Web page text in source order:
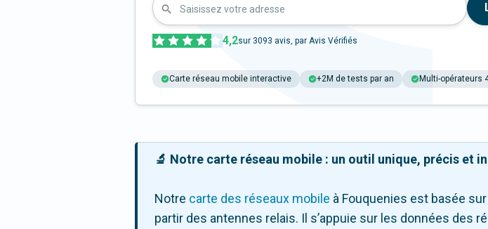
Saisissez votre adresse
4,2sur 3093 avis, par Avis Vérifiés
Carte réseau mobile interactive +2M de tests par an Multi-opérateurs
🔬 Notre carte réseau mobile : un outil unique, précis et
Notre carte des réseaux mobile à Fouquenies est basée
partir des antennes relais. Il s’appuie sur les données des